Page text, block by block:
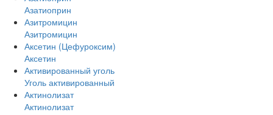
Азатиоприн
Азитромицин
Азитромицин
Аксетин (Цефуроксим)
Аксетин
Активированный уголь
Уголь активированный
Актинолизат
Актинолизат